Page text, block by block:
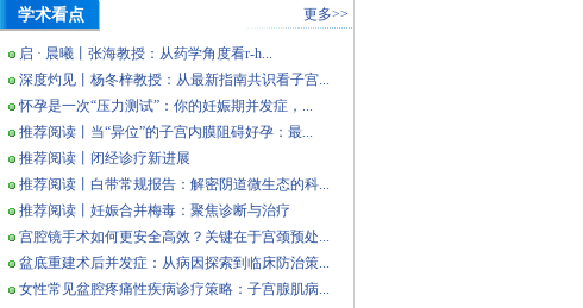
学术看点 更多>>
启 · 晨曦丨张海教授：从药学角度看r-h...
深度灼见丨杨冬梓教授：从最新指南共识看子宫...
怀孕是一次“压力测试”：你的妊娠期并发症，...
推荐阅读丨当“异位”的子宫内膜阻碍好孕：最...
推荐阅读丨闭经诊疗新进展
推荐阅读丨白带常规报告：解密阴道微生态的科...
推荐阅读丨妊娠合并梅毒：聚焦诊断与治疗
宫腔镜手术如何更安全高效？关键在于宫颈预处...
盆底重建术后并发症：从病因探索到临床防治策...
女性常见盆腔疼痛性疾病诊疗策略：子宫腺肌病...